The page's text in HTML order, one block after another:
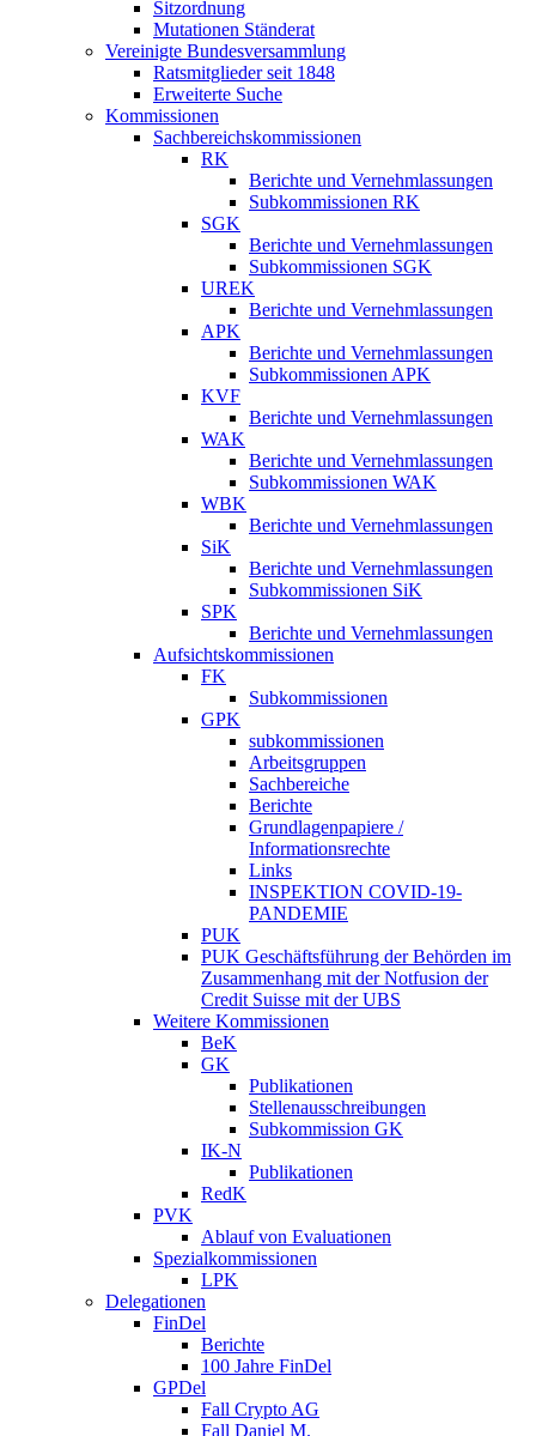
Sitzordnung
Mutationen Ständerat
Vereinigte Bundesversammlung
Ratsmitglieder seit 1848
Erweiterte Suche
Kommissionen
Sachbereichskommissionen
RK
Berichte und Vernehmlassungen
Subkommissionen RK
SGK
Berichte und Vernehmlassungen
Subkommissionen SGK
UREK
Berichte und Vernehmlassungen
APK
Berichte und Vernehmlassungen
Subkommissionen APK
KVF
Berichte und Vernehmlassungen
WAK
Berichte und Vernehmlassungen
Subkommissionen WAK
WBK
Berichte und Vernehmlassungen
SiK
Berichte und Vernehmlassungen
Subkommissionen SiK
SPK
Berichte und Vernehmlassungen
Aufsichtskommissionen
FK
Subkommissionen
GPK
subkommissionen
Arbeitsgruppen
Sachbereiche
Berichte
Grundlagenpapiere /
Informationsrechte
Links
INSPEKTION COVID-19-
PANDEMIE
PUK
PUK Geschäftsführung der Behörden im
Zusammenhang mit der Notfusion der
Credit Suisse mit der UBS
Weitere Kommissionen
BeK
GK
Publikationen
Stellenausschreibungen
Subkommission GK
IK-N
Publikationen
RedK
PVK
Ablauf von Evaluationen
Spezialkommissionen
LPK
Delegationen
FinDel
Berichte
100 Jahre FinDel
GPDel
Fall Crypto AG
Fall Daniel M.